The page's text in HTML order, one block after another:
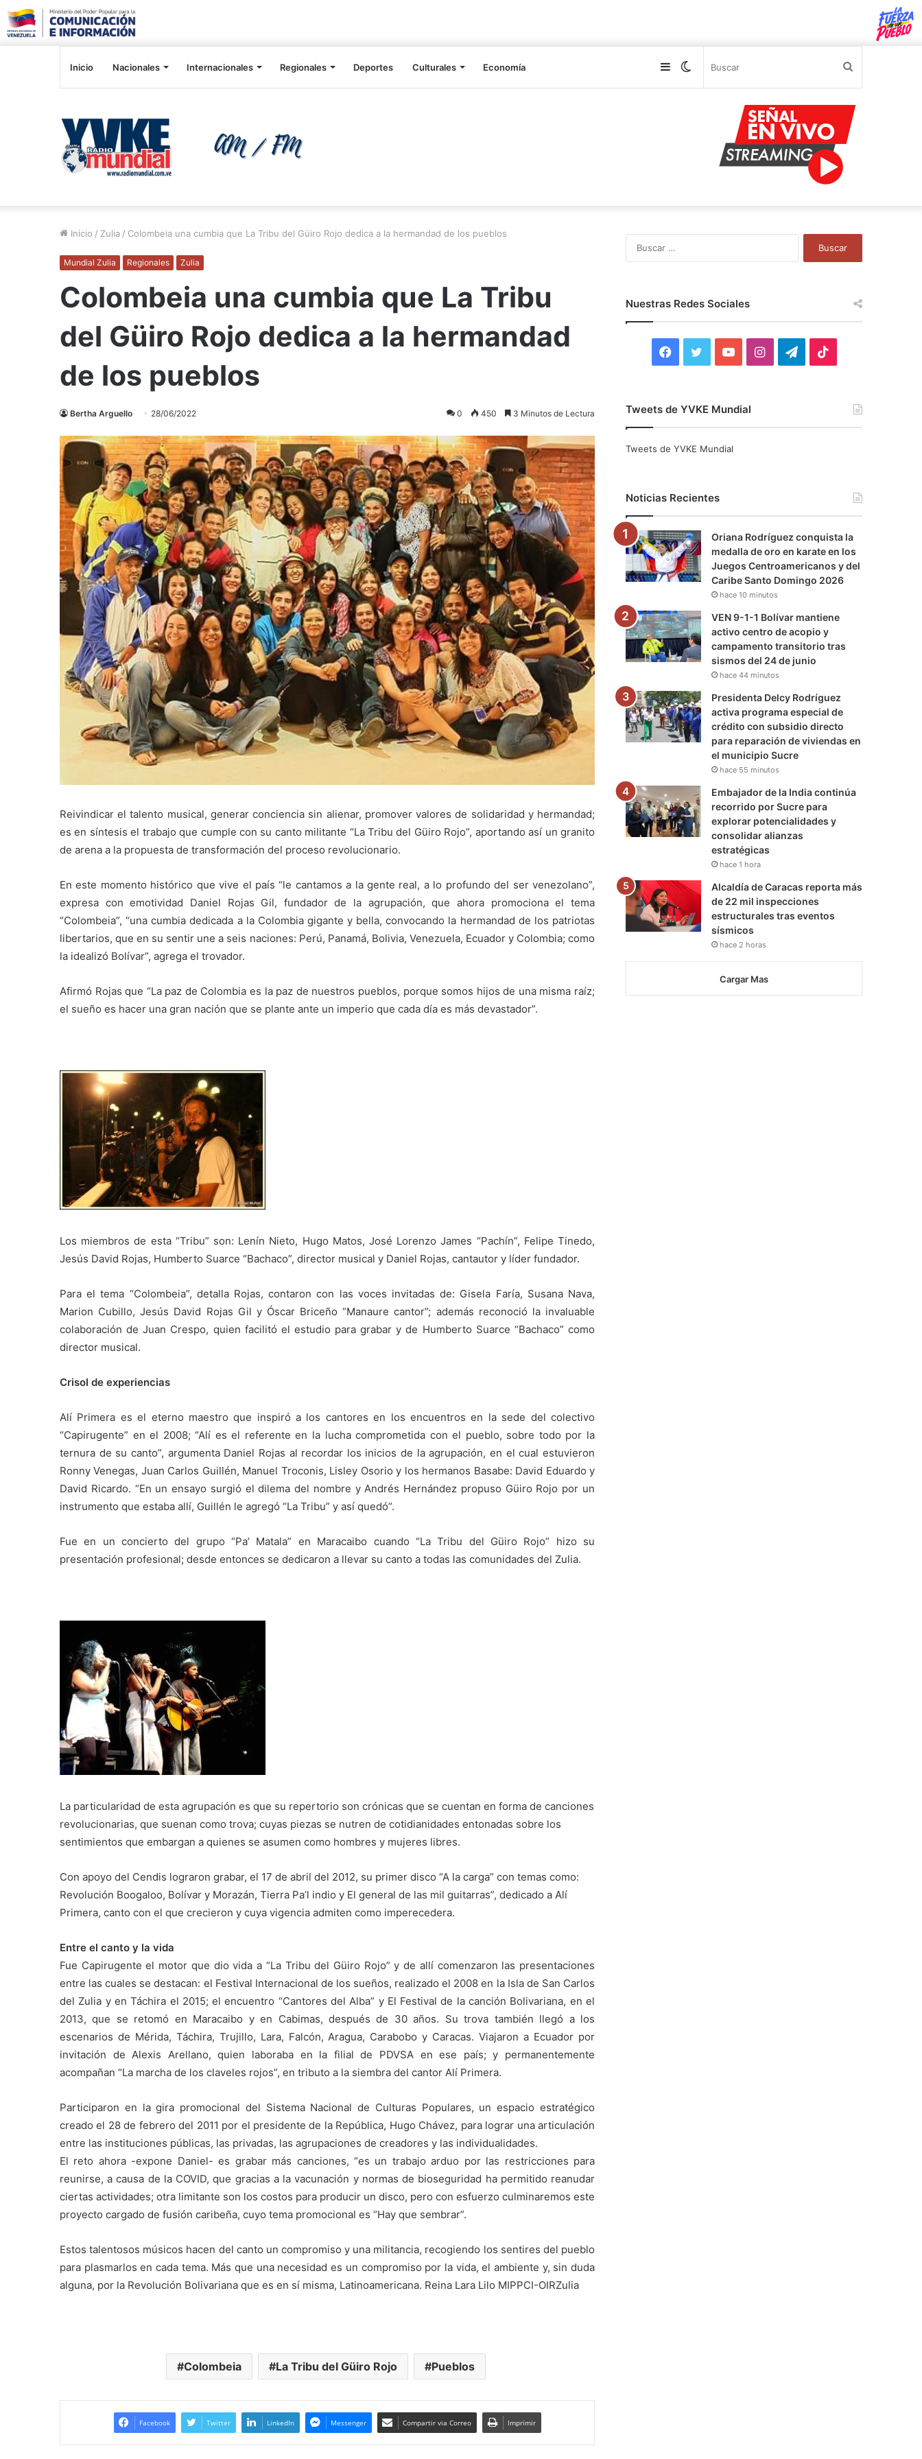
Inicio Nacionales Internacionales Regionales Deportes Culturales Economía Switch
Sidebar
Inicio / Zulia / Colombeia una cumbia que La Tribu del Güiro Rojo dedica a la hermandad de los pueblos
Mundial Zulia Regionales Zulia
Colombeia una cumbia que La Tribu
del Güiro Rojo dedica a la hermandad
de los pueblos
Bertha Arguello 28/06/2022 0 450 3 Minutos de Lectura
Reivindicar el talento musical, generar conciencia sin alienar, promover valores de solidaridad y hermandad;
es en síntesis el trabajo que cumple con su canto militante “La Tribu del Güiro Rojo”, aportando así un granito
de arena a la propuesta de transformación del proceso revolucionario.
En este momento histórico que vive el país “le cantamos a la gente real, a lo profundo del ser venezolano”,
expresa con emotividad Daniel Rojas Gil, fundador de la agrupación, que ahora promociona el tema
“Colombeia”, “una cumbia dedicada a la Colombia gigante y bella, convocando la hermandad de los patriotas
libertarios, que en su sentir une a seis naciones: Perú, Panamá, Bolivia, Venezuela, Ecuador y Colombia; como
la idealizó Bolívar”, agrega el trovador.
Afirmó Rojas que “La paz de Colombia es la paz de nuestros pueblos, porque somos hijos de una misma raíz;
el sueño es hacer una gran nación que se plante ante un imperio que cada día es más devastador”.
Los miembros de esta “Tribu” son: Lenín Nieto, Hugo Matos, José Lorenzo James “Pachín”, Felipe Tinedo,
Jesús David Rojas, Humberto Suarce “Bachaco”, director musical y Daniel Rojas, cantautor y líder fundador.
Para el tema “Colombeia”, detalla Rojas, contaron con las voces invitadas de: Gisela Faría, Susana Nava,
Marion Cubillo, Jesús David Rojas Gil y Óscar Briceño “Manaure cantor”; además reconoció la invaluable
colaboración de Juan Crespo, quien facilitó el estudio para grabar y de Humberto Suarce “Bachaco” como
director musical.
Crisol de experiencias
Alí Primera es el eterno maestro que inspiró a los cantores en los encuentros en la sede del colectivo
“Capirugente” en el 2008; “Alí es el referente en la lucha comprometida con el pueblo, sobre todo por la
ternura de su canto”, argumenta Daniel Rojas al recordar los inicios de la agrupación, en el cual estuvieron
Ronny Venegas, Juan Carlos Guillén, Manuel Troconis, Lisley Osorio y los hermanos Basabe: David Eduardo y
David Ricardo. “En un ensayo surgió el dilema del nombre y Andrés Hernández propuso Güiro Rojo por un
instrumento que estaba allí, Guillén le agregó “La Tribu” y así quedó”.
Fue en un concierto del grupo “Pa’ Matala” en Maracaibo cuando “La Tribu del Güiro Rojo” hizo su
presentación profesional; desde entonces se dedicaron a llevar su canto a todas las comunidades del Zulia.
La particularidad de esta agrupación es que su repertorio son crónicas que se cuentan en forma de canciones
revolucionarias, que suenan como trova; cuyas piezas se nutren de cotidianidades entonadas sobre los
sentimientos que embargan a quienes se asumen como hombres y mujeres libres.
Con apoyo del Cendis lograron grabar, el 17 de abril del 2012, su primer disco “A la carga” con temas como:
Revolución Boogaloo, Bolívar y Morazán, Tierra Pa’l indio y El general de las mil guitarras”, dedicado a Alí
Primera, canto con el que crecieron y cuya vigencia admiten como imperecedera.
Entre el canto y la vida
Fue Capirugente el motor que dio vida a “La Tribu del Güiro Rojo” y de allí comenzaron las presentaciones
entre las cuales se destacan: el Festival Internacional de los sueños, realizado el 2008 en la Isla de San Carlos
del Zulia y en Táchira el 2015; el encuentro “Cantores del Alba” y El Festival de la canción Bolivariana, en el
2013, que se retomó en Maracaibo y en Cabimas, después de 30 años. Su trova también llegó a los
escenarios de Mérida, Táchira, Trujillo, Lara, Falcón, Aragua, Carabobo y Caracas. Viajaron a Ecuador por
invitación de Alexis Arellano, quien laboraba en la filial de PDVSA en ese país; y permanentemente
acompañan “La marcha de los claveles rojos”, en tributo a la siembra del cantor Alí Primera.
Participaron en la gira promocional del Sistema Nacional de Culturas Populares, un espacio estratégico
creado el 28 de febrero del 2011 por el presidente de la República, Hugo Chávez, para lograr una articulación
entre las instituciones públicas, las privadas, las agrupaciones de creadores y las individualidades.
El reto ahora -expone Daniel- es grabar más canciones, “es un trabajo arduo por las restricciones para
reunirse, a causa de la COVID, que gracias a la vacunación y normas de bioseguridad ha permitido reanudar
ciertas actividades; otra limitante son los costos para producir un disco, pero con esfuerzo culminaremos este
proyecto cargado de fusión caribeña, cuyo tema promocional es “Hay que sembrar”.
Estos talentosos músicos hacen del canto un compromiso y una militancia, recogiendo los sentires del pueblo
para plasmarlos en cada tema. Más que una necesidad es un compromiso por la vida, el ambiente y, sin duda
alguna, por la Revolución Bolivariana que es en sí misma, Latinoamericana. Reina Lara Lilo MIPPCI-OIRZulia
Colombeia La Tribu del Güiro Rojo Pueblos
Facebook Twitter LinkedIn Messenger Compartir via Correo Imprimir
Nuestras Redes Sociales
F
c
o
k
i
r
Y
u
e
I
r
a
m
T
a
m
Tweets de YVKE Mundial
Tweets de YVKE Mundial
Noticias Recientes
Oriana Rodríguez conquista la
medalla de oro en karate en los
Juegos Centroamericanos y del
Caribe Santo Domingo 2026
hace 10 minutos
VEN 9-1-1 Bolívar mantiene
activo centro de acopio y
campamento transitorio tras
sismos del 24 de junio
hace 44 minutos
Presidenta Delcy Rodríguez
activa programa especial de
crédito con subsidio directo
para reparación de viviendas en
el municipio Sucre
hace 55 minutos
Embajador de la India continúa
recorrido por Sucre para
explorar potencialidades y
consolidar alianzas
estratégicas
hace 1 hora
Alcaldía de Caracas reporta más
de 22 mil inspecciones
estructurales tras eventos
sísmicos
hace 2 horas
Cargar Mas